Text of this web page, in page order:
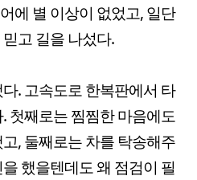
에 별 이상이 없었고, 일단
고 길을 나섰다.
. 고속도로 한복판에서 타
첫째로는 찜찜한 마음에도
, 둘째로는 차를 탁송해주
했을텐데도 왜 점검이 필